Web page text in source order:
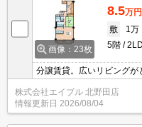
画像：23枚
8.5万円
敷
1万
5階
分譲賃貸。広いリビングが
ガレージ付き。収納たっぷ
す。
株式会社エイブル 北野田店
情報更新日 2026/08/04